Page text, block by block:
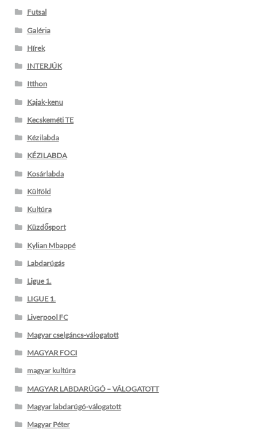
Futsal
Galéria
Hírek
INTERJÚK
Itthon
Kajak-kenu
Kecskeméti TE
Kézilabda
KÉZILABDA
Kosárlabda
Külföld
Kultúra
Küzdősport
Kylian Mbappé
Labdarúgás
Ligue 1.
LIGUE 1.
Liverpool FC
Magyar cselgáncs-válogatott
MAGYAR FOCI
magyar kultúra
MAGYAR LABDARÚGÓ – VÁLOGATOTT
Magyar labdarúgó-válogatott
Magyar Péter